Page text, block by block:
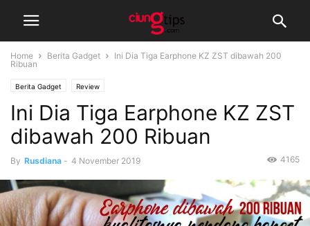
Home Berita Gadget
Ini Dia Tiga Earphone KZ ZST dibawah 200
Ribuan
Berita Gadget Review
Ini Dia Tiga Earphone KZ ZST
dibawah 200 Ribuan
By Rusdiana - 4 November 2019 4165